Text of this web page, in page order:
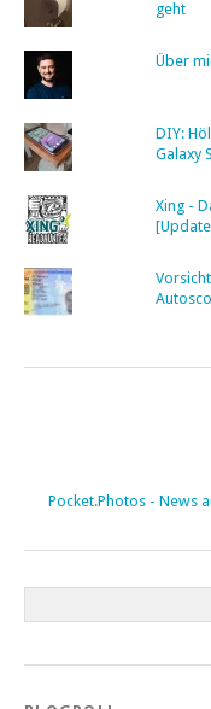
geht
Über
DIY:
Galaxy
Xing -
Pocket.Photos - News